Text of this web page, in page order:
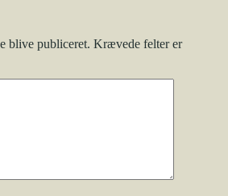
blive publiceret. Krævede felter er